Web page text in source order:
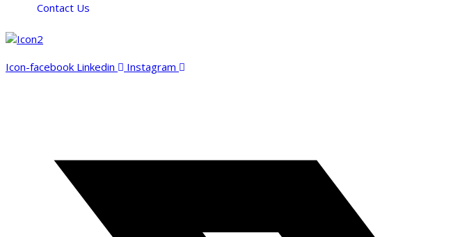
Contact Us
Icon-facebook Linkedin Instagram